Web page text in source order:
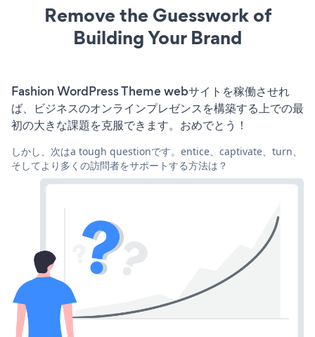
Remove the Guesswork of
Building Your Brand
Fashion WordPress Theme webサイトを稼働させれ
ば、ビジネスのオンラインプレゼンスを構築する上での最
初の大きな課題を克服できます。おめでとう！
しかし、次はa tough questionです。entice、captivate、turn、
そしてより多くの訪問者をサポートする方法は？